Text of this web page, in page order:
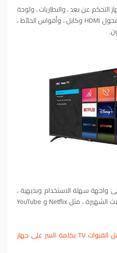
عن بعد ، والبطاريات ، ولوحة
الألعاب ، وجهاز فك التشفير ، ومحول HDMI وكابل ، وأقواس الحائط ،
واجهة سهلة الاستخدام وبديهية ،
وإمكانية الوصول إلى خدمات البث الشهيرة ، مثل Netflix و YouTube
‫الشرح المفصل للمبتدئين قفل القنوات TV بكلمة السر على جهاز